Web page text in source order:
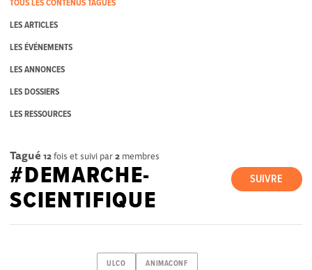
TOUS LES CONTENUS TAGUÉS
LES ARTICLES
LES ÉVÉNEMENTS
LES ANNONCES
LES DOSSIERS
LES RESSOURCES
Tagué 12fois et suivi par2 membres
SUIVRE
#DEMARCHE-
SCIENTIFIQUE
ULCO ANIMACONF